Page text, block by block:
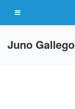
Juno Gallego